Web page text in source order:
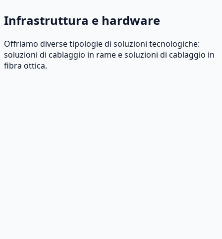
Infrastruttura e hardware
Offriamo diverse tipologie di soluzioni tecnologiche:
soluzioni di cablaggio in rame e soluzioni di cablaggio in
fibra ottica.